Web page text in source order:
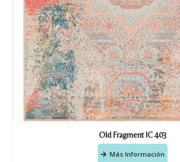
Old Fragment IC 403
Más Información